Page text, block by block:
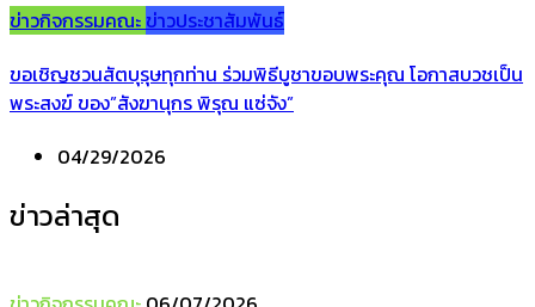
ข่าวกิจกรรมคณะ ข่าวประชาสัมพันธ์
ขอเชิญชวนสัตบุรุษทุกท่าน ร่วมพิธีบูชาขอบพระคุณ โอกาสบวชเป็น
พระสงฆ์ ของ”สังฆานุกร พิรุณ แซ่จัง”
04/29/2026
ข่าวล่าสุด